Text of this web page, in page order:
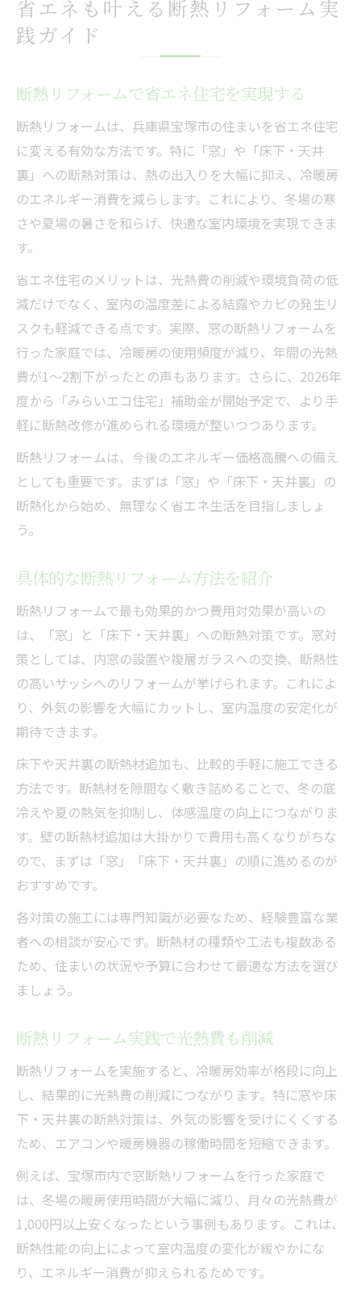
省エネも叶える断熱リフォーム実
践ガイド
断熱リフォームで省エネ住宅を実現する
断熱リフォームは、兵庫県宝塚市の住まいを省エネ住宅
に変える有効な方法です。特に「窓」や「床下・天井
裏」への断熱対策は、熱の出入りを大幅に抑え、冷暖房
のエネルギー消費を減らします。これにより、冬場の寒
さや夏場の暑さを和らげ、快適な室内環境を実現できま
す。
省エネ住宅のメリットは、光熱費の削減や環境負荷の低
減だけでなく、室内の温度差による結露やカビの発生リ
スクも軽減できる点です。実際、窓の断熱リフォームを
行った家庭では、冷暖房の使用頻度が減り、年間の光熱
費が1～2割下がったとの声もあります。さらに、2026年
度から「みらいエコ住宅」補助金が開始予定で、より手
軽に断熱改修が進められる環境が整いつつあります。
断熱リフォームは、今後のエネルギー価格高騰への備え
としても重要です。まずは「窓」や「床下・天井裏」の
断熱化から始め、無理なく省エネ生活を目指しましょ
う。
具体的な断熱リフォーム方法を紹介
断熱リフォームで最も効果的かつ費用対効果が高いの
は、「窓」と「床下・天井裏」への断熱対策です。窓対
策としては、内窓の設置や複層ガラスへの交換、断熱性
の高いサッシへのリフォームが挙げられます。これによ
り、外気の影響を大幅にカットし、室内温度の安定化が
期待できます。
床下や天井裏の断熱材追加も、比較的手軽に施工できる
方法です。断熱材を隙間なく敷き詰めることで、冬の底
冷えや夏の熱気を抑制し、体感温度の向上につながりま
す。壁の断熱材追加は大掛かりで費用も高くなりがちな
ので、まずは「窓」「床下・天井裏」の順に進めるのが
おすすめです。
各対策の施工には専門知識が必要なため、経験豊富な業
者への相談が安心です。断熱材の種類や工法も複数ある
ため、住まいの状況や予算に合わせて最適な方法を選び
ましょう。
断熱リフォーム実践で光熱費も削減
断熱リフォームを実施すると、冷暖房効率が格段に向上
し、結果的に光熱費の削減につながります。特に窓や床
下・天井裏の断熱対策は、外気の影響を受けにくくする
ため、エアコンや暖房機器の稼働時間を短縮できます。
例えば、宝塚市内で窓断熱リフォームを行った家庭で
は、冬場の暖房使用時間が大幅に減り、月々の光熱費が
1,000円以上安くなったという事例もあります。これは、
断熱性能の向上によって室内温度の変化が緩やかにな
り、エネルギー消費が抑えられるためです。